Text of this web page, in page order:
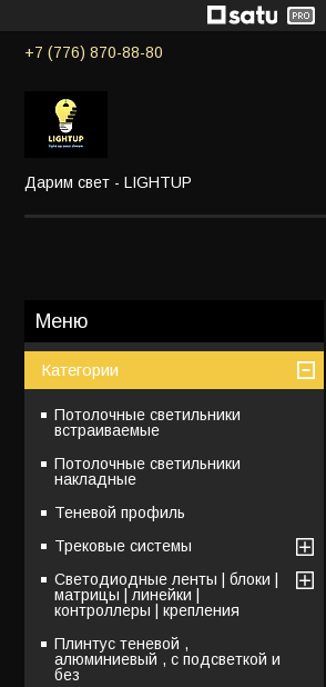
+7 (776) 870-88-80
Дарим свет - LIGHTUP
Категории
Потолочные светильники
встраиваемые
Потолочные светильники
накладные
Теневой профиль
Трековые системы
Светодиодные ленты | блоки |
матрицы | линейки |
контроллеры | крепления
Плинтус теневой ,
алюминиевый , с подсветкой и
без